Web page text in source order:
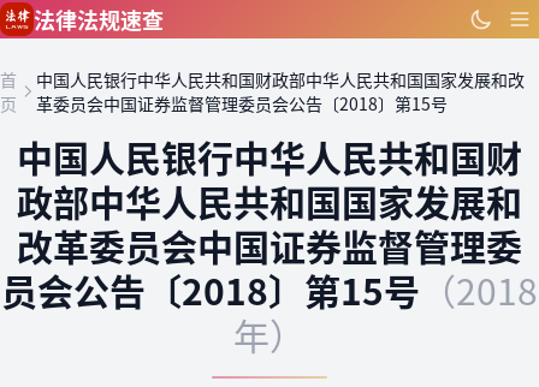
跳到主要内容
法律法规速查
首
页
中国人民银行中华人民共和国财政部中华人民共和国国家发展和改
革委员会中国证券监督管理委员会公告〔2018〕第15号
中国人民银行中华人民共和国财
政部中华人民共和国国家发展和
改革委员会中国证券监督管理委
员会公告〔2018〕第15号 （2018
年）